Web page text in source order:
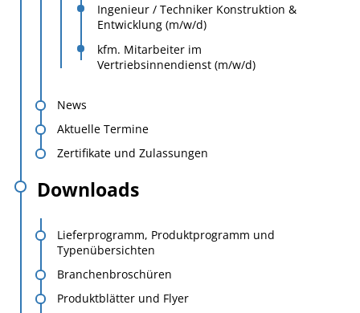
Ingenieur / Techniker Konstruktion &
Entwicklung (m/w/d)
kfm. Mitarbeiter im
Vertriebsinnendienst (m/w/d)
News
Aktuelle Termine
Zertifikate und Zulassungen
Downloads
Lieferprogramm, Produktprogramm und
Typenübersichten
Branchenbroschüren
Produktblätter und Flyer